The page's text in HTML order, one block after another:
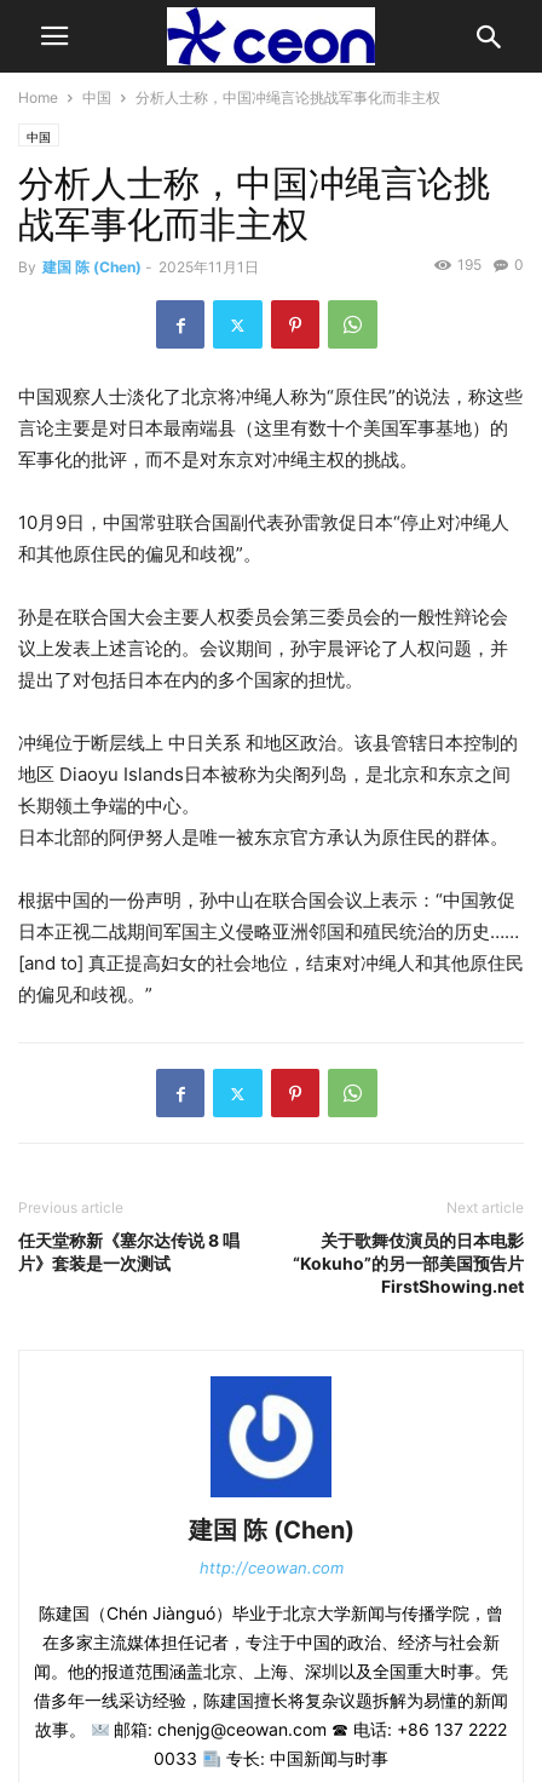
Home 中国 分析人士称，中国冲绳言论挑战军事化而非主权
中国
分析人士称，中国冲绳言论挑
战军事化而非主权
By 建国 陈 (Chen) - 2025年11月1日 0
195
中国观察人士淡化了北京将冲绳人称为“原住民”的说法，称这些
言论主要是对日本最南端县（这里有数十个美国军事基地）的
军事化的批评，而不是对东京对冲绳主权的挑战。
10月9日，中国常驻联合国副代表孙雷敦促日本“停止对冲绳人
和其他原住民的偏见和歧视”。
孙是在联合国大会主要人权委员会第三委员会的一般性辩论会
议上发表上述言论的。会议期间，孙宇晨评论了人权问题，并
提出了对包括日本在内的多个国家的担忧。
冲绳位于断层线上 中日关系 和地区政治。该县管辖日本控制的
地区 Diaoyu Islands日本被称为尖阁列岛，是北京和东京之间
长期领土争端的中心。
日本北部的阿伊努人是唯一被东京官方承认为原住民的群体。
根据中国的一份声明，孙中山在联合国会议上表示：“中国敦促
日本正视二战期间军国主义侵略亚洲邻国和殖民统治的历史……
[and to] 真正提高妇女的社会地位，结束对冲绳人和其他原住民
的偏见和歧视。”
Previous article
任天堂称新《塞尔达传说 8 唱
片》套装是一次测试
Next article
关于歌舞伎演员的日本电影
“Kokuho”的另一部美国预告片
FirstShowing.net
建国 陈 (Chen)
http://ceowan.com
陈建国（Chén Jiànguó）毕业于北京大学新闻与传播学院，曾
在多家主流媒体担任记者，专注于中国的政治、经济与社会新
闻。他的报道范围涵盖北京、上海、深圳以及全国重大时事。凭
借多年一线采访经验，陈建国擅长将复杂议题拆解为易懂的新闻
故事。
邮箱: chenjg@ceowan.com ☎ 电话: +86 137 2222
0033
专长: 中国新闻与时事